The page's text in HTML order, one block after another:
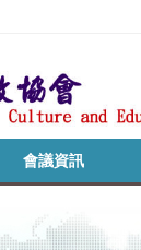
會議資訊